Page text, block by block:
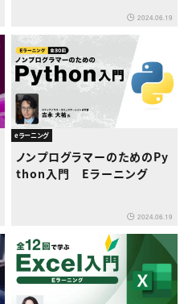
2024.06.19
eラーニング
ノンプログラマーのためのPy
thon入門 Eラーニング
2024.06.19